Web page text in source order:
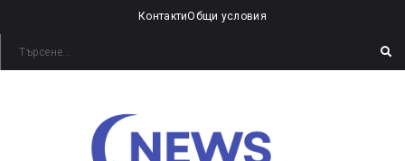
КонтактиОбщи условия